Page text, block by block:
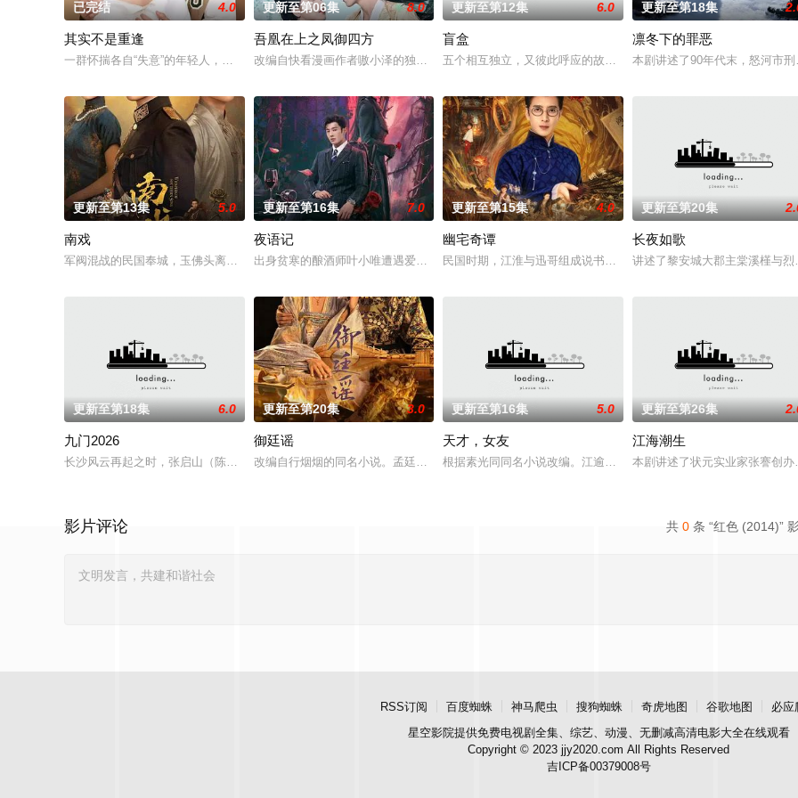
已完结 4.0
其实不是重逢
一群怀揣各自“失意”的年轻人，在沿海小城南安相遇相知，他们决心各展所长创办旅行社。他们以当地的特色
更新至第06集 8.0
吾凰在上之凤御四方
改编自快看漫画作者嗷小泽的独家连载漫画《吾凰在上》。
更新至第12集 6.0
盲盒
五个相互独立，又彼此呼应的故事——用一场精心策划的“夏令营”完成
更新至第18集
凛冬下的罪恶
本剧讲述了90年代末，怒河市
更新至第13集 5.0
南戏
军阀混战的民国奉城，玉佛头离奇失窃，戏班主横尸戏台，将冷血少帅许又安与昆曲名伶荣筱楠推向不死不休的
更新至第16集 7.0
夜语记
出身贫寒的酿酒师叶小唯遭遇爱人程桉、恩师林晚媚的双重背叛。她从恨意中涅槃重生，借私生女桑落的身
更新至第15集 4.0
幽宅奇谭
民国时期，江淮与迅哥组成说书班子，偶遇“白天人住屋，晚上鬼占房”
更新至第20集
长夜如歌
讲述了黎安城大郡主棠溪槿与
更新至第18集 6.0
九门2026
长沙风云再起之时，张启山（陈伟霆 饰）与吴老狗（曾舜晞 饰）强强联手，携手霍仙姑（陈瑶 饰）与九门
更新至第20集 3.0
御廷谣
改编自行烟烟的同名小说。孟廷辉，大平王朝有史以来个以女子进士科三元及第入翰林院的奇女子。十年前
更新至第16集 5.0
天才，女友
根据素光同同名小说改编。江逾白长大以后，林知夏忽然对他说：“江
更新至第26集
江海潮生
本剧讲述了状元实业家张謇创
共 0 条 “红色 (2014)”
影片评论
RSS订阅 百度蜘蛛 神马爬虫 搜狗蜘蛛 奇虎地图 谷歌地图
必应
星空影院提供免费电视剧全集、综艺、动漫、无删减高清电影大全在线观看
Copyright © 2023 jjy2020.com All Rights Reserved
吉ICP备00379008号